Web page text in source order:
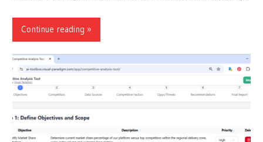
Continue reading